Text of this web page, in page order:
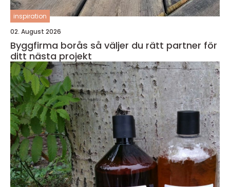
inspiration
02. August 2026
Byggfirma borås så väljer du rätt partner för
ditt nästa projekt